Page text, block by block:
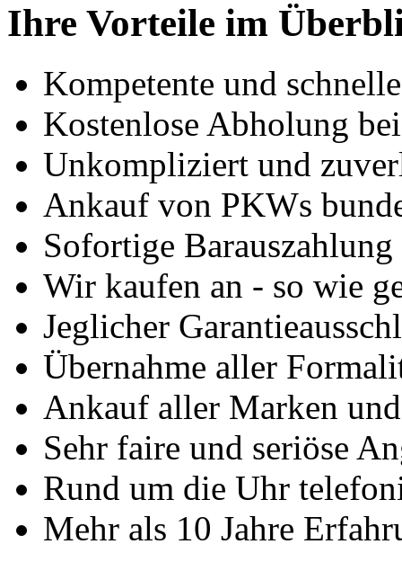
Ihre Vorteile im
Kompetente und
Kostenlose Abholung
Unkompliziert und
Ankauf von PKWs
Sofortige
Wir kaufen an - so wie
Jeglicher
Übernahme aller
Ankauf aller Marken
Sehr faire und seriöse
Rund um die Uhr
Mehr als 10 Jahre